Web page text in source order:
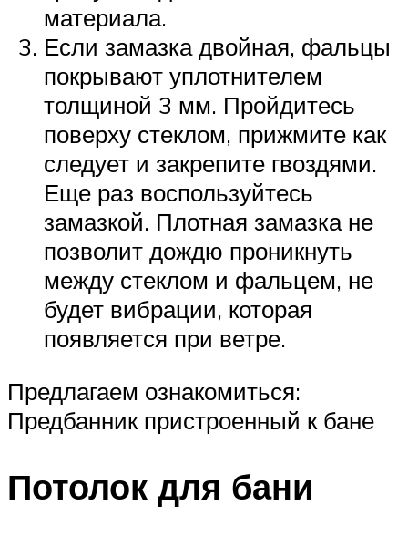
материала.
Если замазка двойная, фальцы
покрывают уплотнителем
толщиной 3 мм. Пройдитесь
поверху стеклом, прижмите как
следует и закрепите гвоздями.
Еще раз воспользуйтесь
замазкой. Плотная замазка не
позволит дождю проникнуть
между стеклом и фальцем, не
будет вибрации, которая
появляется при ветре.
Предлагаем ознакомиться:
Предбанник пристроенный к бане
Потолок для бани